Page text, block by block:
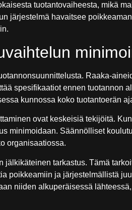
tuotantovaiheesta, mikä
järjestelmä havaitsee
Raaka-
spesifikaatiot ennen tuotannon
kunnossa koko tuotantoerän
ovat keskeisiä tekijöitä.
minimoidaan. Säännölliset
organisaatiossa.
jälkikäteinen tarkastus. Tämä
poikkeamiin ja järjestelmällistä
niiden alkuperäisessä